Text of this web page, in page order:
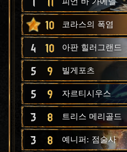
피언 바 가에넬
10 코라스의 폭염
4 10 아판 힐러그랜드
5 9 빌게포츠
5 9 자르티시우스
3 8 트리스 메리골드
3 8 예니퍼: 점술사